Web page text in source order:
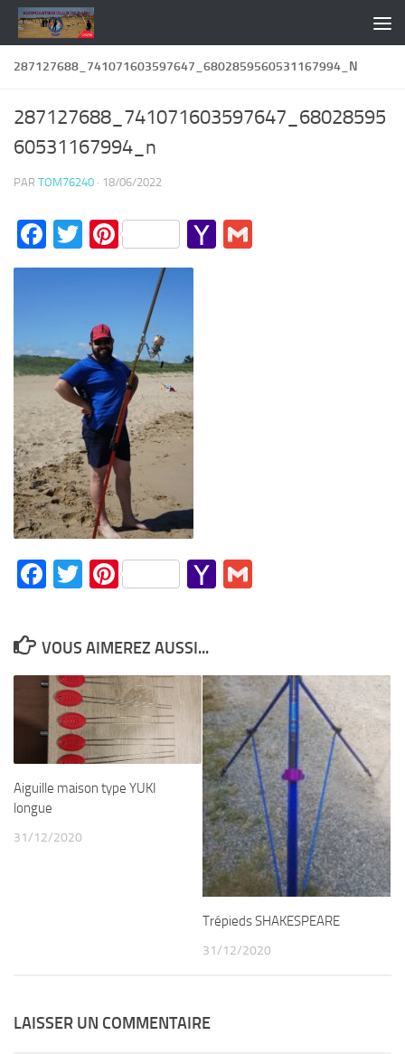
Skip to content
287127688_741071603597647_6802859560531167994_N
287127688_741071603597647_68028595
60531167994_n
PAR TOM76240 · 18/06/2022
Facebook
TwitterPinterestYahoo
Facebook
TwitterPinterestYahoo
VOUS AIMEREZ AUSSI...
Aiguille maison type YUKI
longue
31/12/2020
Trépieds SHAKESPEARE
31/12/2020
LAISSER UN COMMENTAIRE